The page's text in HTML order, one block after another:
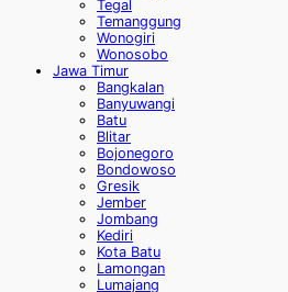
Tegal
Temanggung
Wonogiri
Wonosobo
Jawa Timur
Bangkalan
Banyuwangi
Batu
Blitar
Bojonegoro
Bondowoso
Gresik
Jember
Jombang
Kediri
Kota Batu
Lamongan
Lumajang